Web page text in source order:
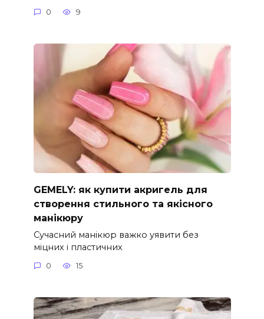
0 9
GEMELY: як купити акригель для
створення стильного та якісного
манікюру
Сучасний манікюр важко уявити без
міцних і пластичних
0 15